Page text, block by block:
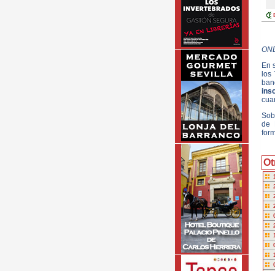
En
los
de